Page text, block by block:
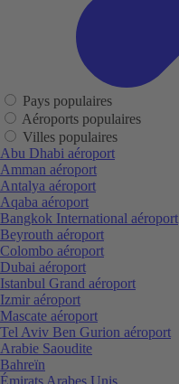
Pays populaires
Aéroports populaires
Villes populaires
Abu Dhabi aéroport
Amman aéroport
Antalya aéroport
Aqaba aéroport
Bangkok International aéroport
Beyrouth aéroport
Colombo aéroport
Dubai aéroport
Istanbul Grand aéroport
Izmir aéroport
Mascate aéroport
Tel Aviv Ben Gurion aéroport
Arabie Saoudite
Bahreïn
Émirats Arabes Unis